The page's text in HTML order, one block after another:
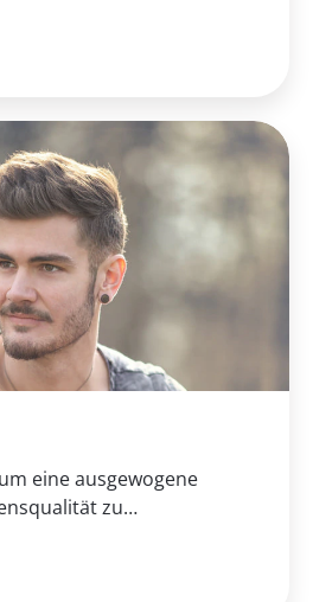
eine ausgewogene
zu…